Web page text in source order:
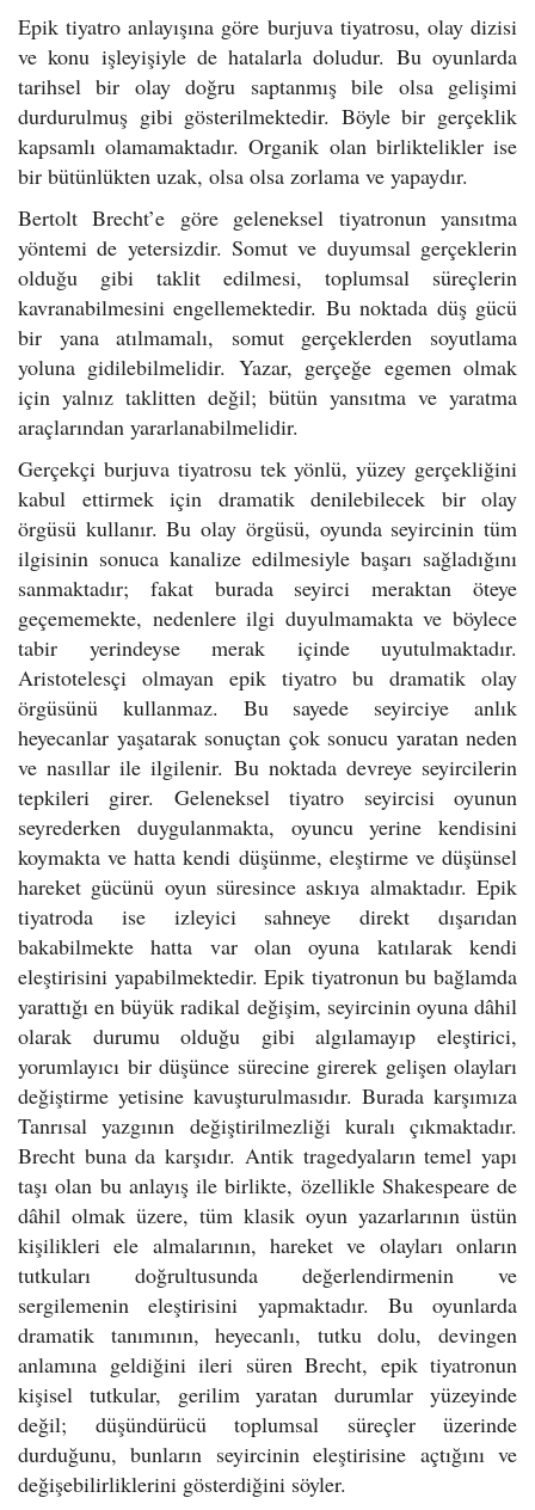
Epik tiyatro anlayışına göre burjuva tiyatrosu, olay dizisi
ve konu işleyişiyle de hatalarla doludur. Bu oyunlarda
tarihsel bir olay doğru saptanmış bile olsa gelişimi
durdurulmuş gibi gösterilmektedir. Böyle bir gerçeklik
kapsamlı olamamaktadır. Organik olan birliktelikler ise
bir bütünlükten uzak, olsa olsa zorlama ve yapaydır.
Bertolt Brecht’e göre geleneksel tiyatronun yansıtma
yöntemi de yetersizdir. Somut ve duyumsal gerçeklerin
olduğu gibi taklit edilmesi, toplumsal süreçlerin
kavranabilmesini engellemektedir. Bu noktada düş gücü
bir yana atılmamalı, somut gerçeklerden soyutlama
yoluna gidilebilmelidir. Yazar, gerçeğe egemen olmak
için yalnız taklitten değil; bütün yansıtma ve yaratma
araçlarından yararlanabilmelidir.
Gerçekçi burjuva tiyatrosu tek yönlü, yüzey gerçekliğini
kabul ettirmek için dramatik denilebilecek bir olay
örgüsü kullanır. Bu olay örgüsü, oyunda seyircinin tüm
ilgisinin sonuca kanalize edilmesiyle başarı sağladığını
sanmaktadır; fakat burada seyirci meraktan öteye
geçememekte, nedenlere ilgi duyulmamakta ve böylece
tabir yerindeyse merak içinde uyutulmaktadır.
Aristotelesçi olmayan epik tiyatro bu dramatik olay
örgüsünü kullanmaz. Bu sayede seyirciye anlık
heyecanlar yaşatarak sonuçtan çok sonucu yaratan neden
ve nasıllar ile ilgilenir. Bu noktada devreye seyircilerin
tepkileri girer. Geleneksel tiyatro seyircisi oyunun
seyrederken duygulanmakta, oyuncu yerine kendisini
koymakta ve hatta kendi düşünme, eleştirme ve düşünsel
hareket gücünü oyun süresince askıya almaktadır. Epik
tiyatroda ise izleyici sahneye direkt dışarıdan
bakabilmekte hatta var olan oyuna katılarak kendi
eleştirisini yapabilmektedir. Epik tiyatronun bu bağlamda
yarattığı en büyük radikal değişim, seyircinin oyuna dâhil
olarak durumu olduğu gibi algılamayıp eleştirici,
yorumlayıcı bir düşünce sürecine girerek gelişen olayları
değiştirme yetisine kavuşturulmasıdır. Burada karşımıza
Tanrısal yazgının değiştirilmezliği kuralı çıkmaktadır.
Brecht buna da karşıdır. Antik tragedyaların temel yapı
taşı olan bu anlayış ile birlikte, özellikle Shakespeare de
dâhil olmak üzere, tüm klasik oyun yazarlarının üstün
kişilikleri ele almalarının, hareket ve olayları onların
tutkuları doğrultusunda değerlendirmenin ve
sergilemenin eleştirisini yapmaktadır. Bu oyunlarda
dramatik tanımının, heyecanlı, tutku dolu, devingen
anlamına geldiğini ileri süren Brecht, epik tiyatronun
kişisel tutkular, gerilim yaratan durumlar yüzeyinde
değil; düşündürücü toplumsal süreçler üzerinde
durduğunu, bunların seyircinin eleştirisine açtığını ve
değişebilirliklerini gösterdiğini söyler.